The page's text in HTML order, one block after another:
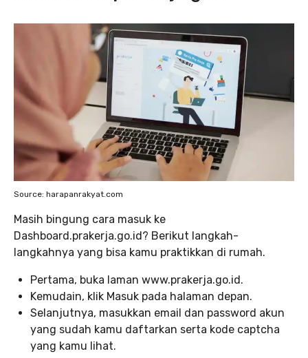
Source: harapanrakyat.com
Masih bingung cara masuk ke
Dashboard.prakerja.go.id? Berikut langkah-
langkahnya yang bisa kamu praktikkan di rumah.
Pertama, buka laman www.prakerja.go.id.
Kemudain, klik Masuk pada halaman depan.
Selanjutnya, masukkan email dan password akun
yang sudah kamu daftarkan serta kode captcha
yang kamu lihat.